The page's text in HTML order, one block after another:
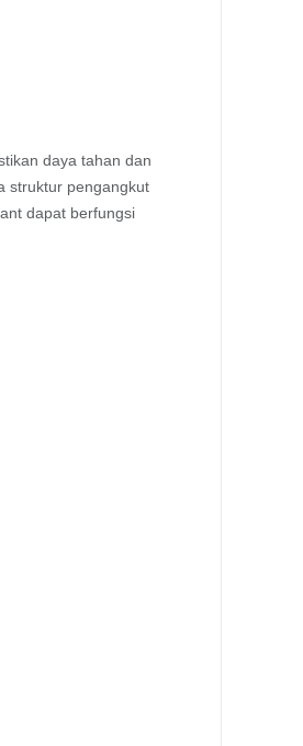
daya tahan dan
struktur pengangkut
dapat berfungsi